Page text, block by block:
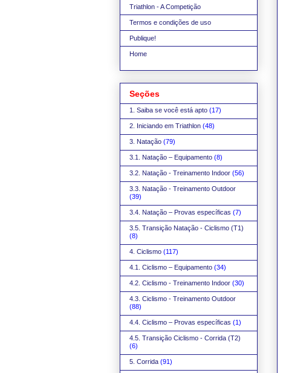
Triathlon - A Competição
Termos e condições de uso
Publique!
Home
Seções
1. Saiba se você está apto (17)
2. Iniciando em Triathlon (48)
3. Natação (79)
3.1. Natação – Equipamento (8)
3.2. Natação - Treinamento Indoor (56)
3.3. Natação - Treinamento Outdoor
(39)
3.4. Natação – Provas específicas (7)
3.5. Transição Natação - Ciclismo (T1)
(8)
4. Ciclismo (117)
4.1. Ciclismo – Equipamento (34)
4.2. Ciclismo - Treinamento Indoor (30)
4.3. Ciclismo - Treinamento Outdoor
(88)
4.4. Ciclismo – Provas específicas (1)
4.5. Transição Ciclismo - Corrida (T2)
(6)
5. Corrida (91)